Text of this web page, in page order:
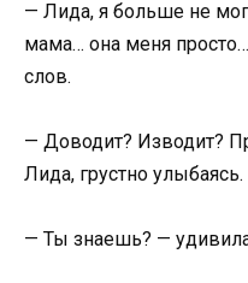
— Лида, я больше не
мама… она меня
слов.
— Доводит? Изводит?
Лида, грустно улыбаясь.
— Ты знаешь? —